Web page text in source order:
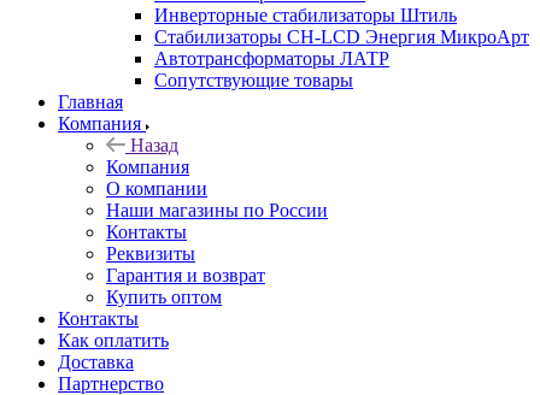
Инверторные стабилизаторы Штиль
Стабилизаторы СН-LCD Энepгия МикроАрт
Автотрансформаторы ЛАТР
Сопутствующие товары
Главная
Компания
Назад
Компания
О компании
Наши магазины по России
Контакты
Реквизиты
Гарантия и возврат
Купить оптом
Контакты
Как оплатить
Доставка
Партнерство